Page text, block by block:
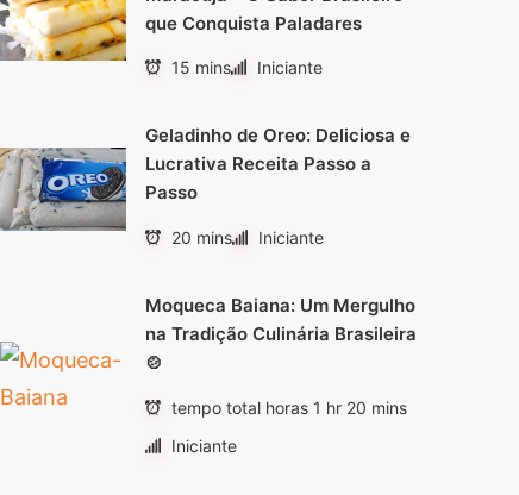
que Conquista Paladares
15 mins Iniciante
Geladinho de Oreo: Deliciosa e
Lucrativa Receita Passo a
Passo
20 mins Iniciante
Moqueca Baiana: Um Mergulho
na Tradição Culinária Brasileira
🍲
tempo total horas 1 hr 20 mins
Iniciante